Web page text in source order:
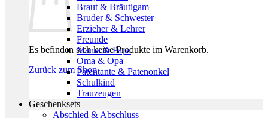
Es befinden sich keine Produkte im Warenkorb.
Zurück zum Shop
Braut & Bräutigam
Bruder & Schwester
Erzieher & Lehrer
Freunde
Mama & Papa
Oma & Opa
Patentante & Patenonkel
Schulkind
Trauzeugen
Geschenksets
Abschied & Abschluss